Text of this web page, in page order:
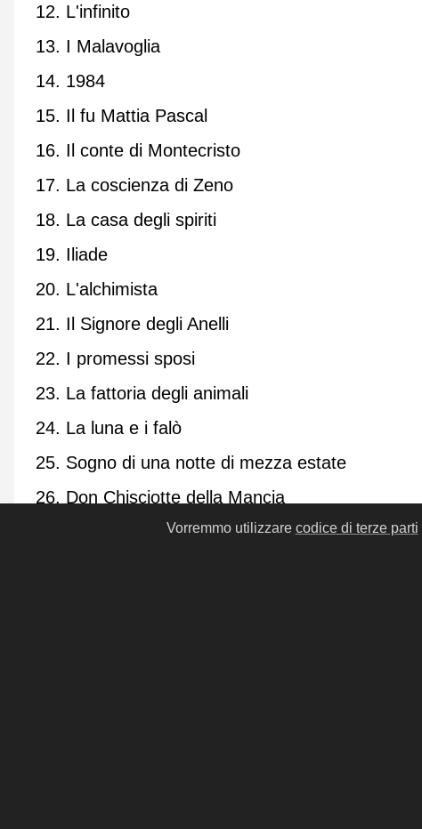
12. L'infinito
13. I Malavoglia
14. 1984
15. Il fu Mattia Pascal
16. Il conte di Montecristo
17. La coscienza di Zeno
18. La casa degli spiriti
19. Iliade
20. L'alchimista
21. Il Signore degli Anelli
22. I promessi sposi
23. La fattoria degli animali
24. La luna e i falò
25. Sogno di una notte di mezza estate
26. Don Chisciotte della Mancia
27. Cent'anni di solitudine
Vorremmo utilizzare codice di terze parti